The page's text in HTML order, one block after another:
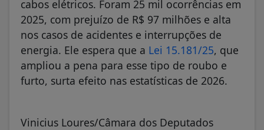
cabos elétricos. Foram 25 mil ocorrências em
2025, com prejuízo de R$ 97 milhões e alta
nos casos de acidentes e interrupções de
energia. Ele espera que a Lei 15.181/25, que
ampliou a pena para esse tipo de roubo e
furto, surta efeito nas estatísticas de 2026.
Vinicius Loures/Câmara dos Deputados